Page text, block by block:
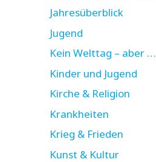
Jahresüberblick
Jugend
Kein Welttag – aber …
Kinder und Jugend
Kirche & Religion
Krankheiten
Krieg & Frieden
Kunst & Kultur